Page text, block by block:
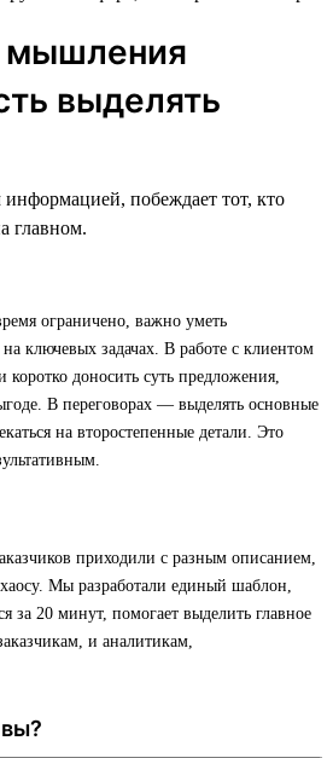
мышления
выделять
побеждает тот, кто
главном.
ограничено, важно уметь
на ключевых задачах. В работе с клиентом
коротко доносить суть предложения,
В переговорах — выделять основные
на второстепенные детали. Это
приходили с разным описанием,
Мы разработали единый шаблон,
за 20 минут, помогает выделить главное
и аналитикам,